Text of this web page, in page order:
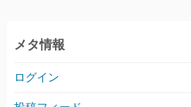
メタ情報
ログイン